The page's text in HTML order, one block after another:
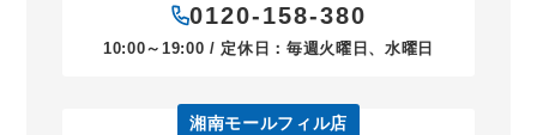
0120-158-380
10:00～19:00 / 定休日：毎週火曜日、水曜日
湘南モールフィル店